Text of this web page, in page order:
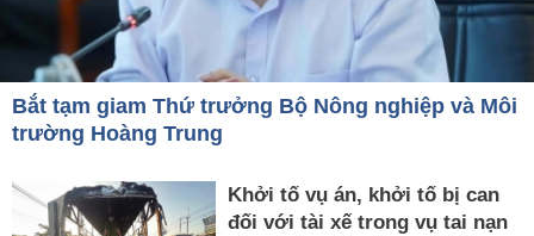
Bắt tạm giam Thứ trưởng Bộ Nông nghiệp và Môi
trường Hoàng Trung
Khởi tố vụ án, khởi tố bị can
đối với tài xế trong vụ tai nạn